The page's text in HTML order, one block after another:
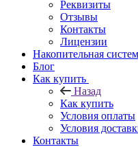
Реквизиты
Отзывы
Контакты
Лицензии
Накопительная
Блог
Как купить
Назад
Как купить
Условия оплаты
Условия
Контакты